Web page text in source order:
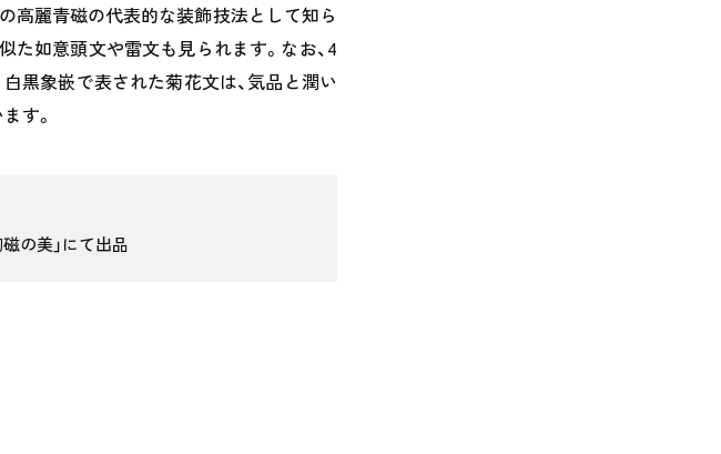
高麗青磁の代表的な装飾技法として知ら
た如意頭文や雷文も見られます。なお、4
黒象嵌で表された菊花文は、気品と潤い
す。
の美」にて出品